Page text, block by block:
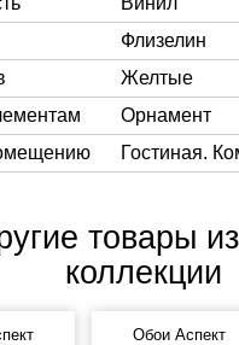
Флизелин
Желтые
Орнамент
Гостиная.
товары
коллекции
Обои Аспект